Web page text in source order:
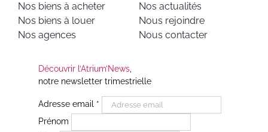
Nos biens à acheter
Nos biens à louer
Nos agences
Nos actualités
Nous rejoindre
Nous contacter
Découvrir l’Atrium’News,
notre newsletter trimestrielle
Adresse email *
Prénom